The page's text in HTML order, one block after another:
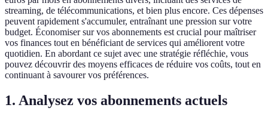
streaming, de télécommunications, et bien plus encore. Ces dépenses
peuvent rapidement s'accumuler, entraînant une pression sur votre
budget. Économiser sur vos abonnements est crucial pour maîtriser
vos finances tout en bénéficiant de services qui améliorent votre
quotidien. En abordant ce sujet avec une stratégie réfléchie, vous
pouvez découvrir des moyens efficaces de réduire vos coûts, tout en
continuant à savourer vos préférences.
1. Analysez vos abonnements actuels